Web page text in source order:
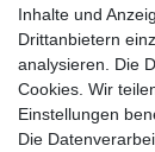
Top Marken
Eduplay
Folia
Inhalte und
Drittanbietern
analysieren. Die
Cookies. Wir
Einstellungen
Die